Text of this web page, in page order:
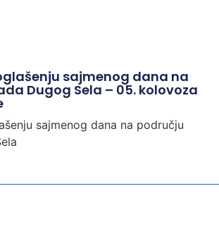
sajmenog dana na
Dugog Sela – 05. kolovoza
sajmenog dana na području